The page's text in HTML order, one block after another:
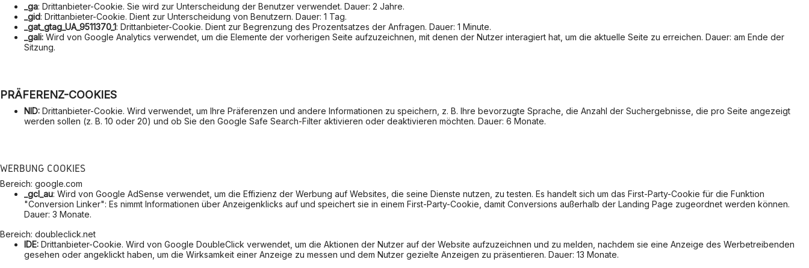
_ga: Drittanbieter-Cookie. Sie wird zur Unterscheidung der Benutzer verwendet. Dauer: 2 Jahre.
_gid: Drittanbieter-Cookie. Dient zur Unterscheidung von Benutzern. Dauer: 1 Tag.
_gat_gtag_UA_9511370_1: Drittanbieter-Cookie. Dient zur Begrenzung des Prozentsatzes der Anfragen. Dauer: 1 Minute.
_gali: Wird von Google Analytics verwendet, um die Elemente der vorherigen Seite aufzuzeichnen, mit denen der Nutzer interagiert hat, um die aktuelle Seite zu erreichen. Dauer: am Ende der
Sitzung.
PRÄFERENZ-COOKIES
NID: Drittanbieter-Cookie. Wird verwendet, um Ihre Präferenzen und andere Informationen zu speichern, z. B. Ihre bevorzugte Sprache, die Anzahl der Suchergebnisse, die pro Seite angezeigt
werden sollen (z. B. 10 oder 20) und ob Sie den Google Safe Search-Filter aktivieren oder deaktivieren möchten. Dauer: 6 Monate.
WERBUNG COOKIES
Bereich: google.com
_gcl_au: Wird von Google AdSense verwendet, um die Effizienz der Werbung auf Websites, die seine Dienste nutzen, zu testen. Es handelt sich um das First-Party-Cookie für die Funktion
"Conversion Linker": Es nimmt Informationen über Anzeigenklicks auf und speichert sie in einem First-Party-Cookie, damit Conversions außerhalb der Landing Page zugeordnet werden können.
Dauer: 3 Monate.
Bereich: doubleclick.net
IDE: Drittanbieter-Cookie. Wird von Google DoubleClick verwendet, um die Aktionen der Nutzer auf der Website aufzuzeichnen und zu melden, nachdem sie eine Anzeige des Werbetreibenden
gesehen oder angeklickt haben, um die Wirksamkeit einer Anzeige zu messen und dem Nutzer gezielte Anzeigen zu präsentieren. Dauer: 13 Monate.